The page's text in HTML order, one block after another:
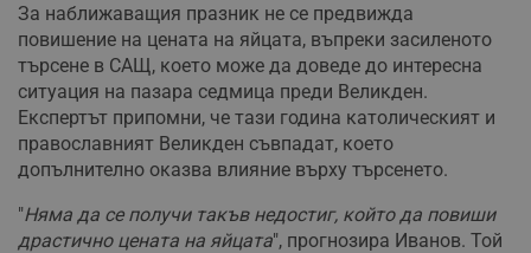
За наближаващия празник не се предвижда
повишение на цената на яйцата, въпреки засиленото
търсене в САЩ, което може да доведе до интересна
ситуация на пазара седмица преди Великден.
Експертът припомни, че тази година католическият и
православният Великден съвпадат, което
допълнително оказва влияние върху търсенето.
"Няма да се получи такъв недостиг, който да повиши
драстично цената на яйцата", прогнозира Иванов. Той